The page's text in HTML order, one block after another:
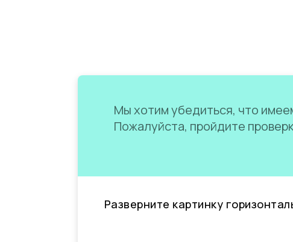
Мы хотим убедиться, что
Пожалуйста, пройдите
Разверните картинку